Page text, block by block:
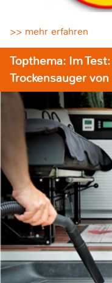
>> mehr erfahren
Topthema: Im
Trockensauger